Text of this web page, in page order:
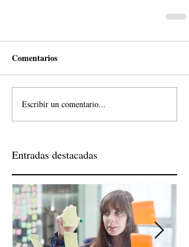
Comentarios
Escribir un comentario...
Entradas destacadas